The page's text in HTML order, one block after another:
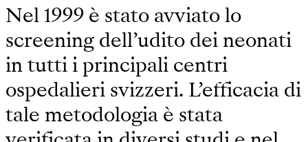
Nel 1999 è stato avviato lo
screening dell’udito dei neonati
in tutti i principali centri
ospedalieri svizzeri. L’efficacia di
tale metodologia è stata